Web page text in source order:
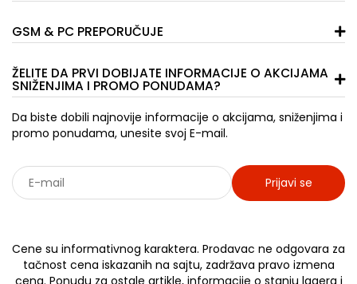
GSM & PC PREPORUČUJE
ŽELITE DA PRVI DOBIJATE INFORMACIJE O AKCIJAMA
SNIŽENJIMA I PROMO PONUDAMA?
Da biste dobili najnovije informacije o akcijama, sniženjima i
promo ponudama, unesite svoj E-mail.
Prijavi se
Cene su informativnog karaktera. Prodavac ne odgovara za
tačnost cena iskazanih na sajtu, zadržava pravo izmena
cena. Ponudu za ostale artikle, informacije o stanju lagera i